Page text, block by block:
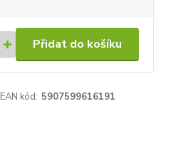
Přidat do košíku
EAN kód: 5907599616191